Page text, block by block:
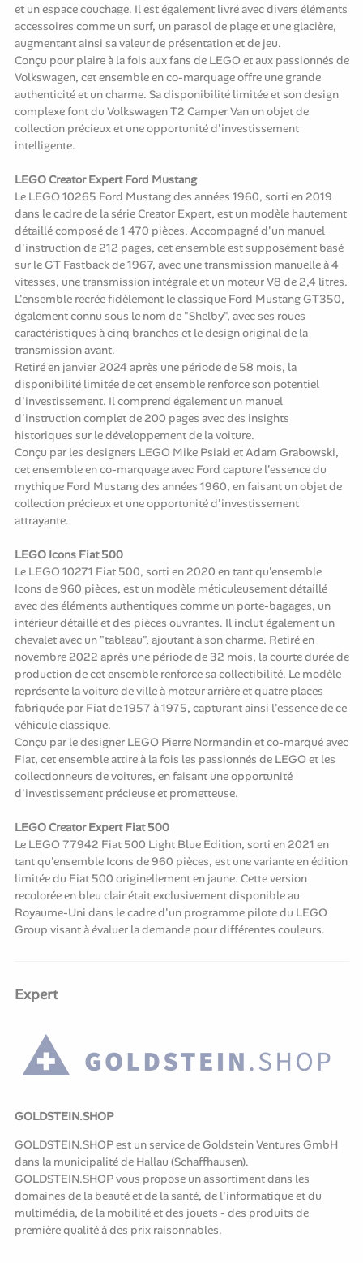
et un espace couchage. Il est également livré avec divers éléments
accessoires comme un surf, un parasol de plage et une glacière,
augmentant ainsi sa valeur de présentation et de jeu.
Conçu pour plaire à la fois aux fans de LEGO et aux passionnés de
Volkswagen, cet ensemble en co-marquage offre une grande
authenticité et un charme. Sa disponibilité limitée et son design
complexe font du Volkswagen T2 Camper Van un objet de
collection précieux et une opportunité d'investissement
intelligente.
LEGO Creator Expert Ford Mustang
Le LEGO 10265 Ford Mustang des années 1960, sorti en 2019
dans le cadre de la série Creator Expert, est un modèle hautement
détaillé composé de 1 470 pièces. Accompagné d'un manuel
d'instruction de 212 pages, cet ensemble est supposément basé
sur le GT Fastback de 1967, avec une transmission manuelle à 4
vitesses, une transmission intégrale et un moteur V8 de 2,4 litres.
L'ensemble recrée fidèlement le classique Ford Mustang GT350,
également connu sous le nom de "Shelby", avec ses roues
caractéristiques à cinq branches et le design original de la
transmission avant.
Retiré en janvier 2024 après une période de 58 mois, la
disponibilité limitée de cet ensemble renforce son potentiel
d'investissement. Il comprend également un manuel
d'instruction complet de 200 pages avec des insights
historiques sur le développement de la voiture.
Conçu par les designers LEGO Mike Psiaki et Adam Grabowski,
cet ensemble en co-marquage avec Ford capture l'essence du
mythique Ford Mustang des années 1960, en faisant un objet de
collection précieux et une opportunité d'investissement
attrayante.
LEGO Icons Fiat 500
Le LEGO 10271 Fiat 500, sorti en 2020 en tant qu'ensemble
Icons de 960 pièces, est un modèle méticuleusement détaillé
avec des éléments authentiques comme un porte-bagages, un
intérieur détaillé et des pièces ouvrantes. Il inclut également un
chevalet avec un "tableau", ajoutant à son charme. Retiré en
novembre 2022 après une période de 32 mois, la courte durée de
production de cet ensemble renforce sa collectibilité. Le modèle
représente la voiture de ville à moteur arrière et quatre places
fabriquée par Fiat de 1957 à 1975, capturant ainsi l'essence de ce
véhicule classique.
Conçu par le designer LEGO Pierre Normandin et co-marqué avec
Fiat, cet ensemble attire à la fois les passionnés de LEGO et les
collectionneurs de voitures, en faisant une opportunité
d'investissement précieuse et prometteuse.
LEGO Creator Expert Fiat 500
Le LEGO 77942 Fiat 500 Light Blue Edition, sorti en 2021 en
tant qu'ensemble Icons de 960 pièces, est une variante en édition
limitée du Fiat 500 originellement en jaune. Cette version
recolorée en bleu clair était exclusivement disponible au
Royaume-Uni dans le cadre d'un programme pilote du LEGO
Group visant à évaluer la demande pour différentes couleurs.
Expert
GOLDSTEIN.SHOP
GOLDSTEIN.SHOP est un service de Goldstein Ventures GmbH
dans la municipalité de Hallau (Schaffhausen).
GOLDSTEIN.SHOP vous propose un assortiment dans les
domaines de la beauté et de la santé, de l'informatique et du
multimédia, de la mobilité et des jouets - des produits de
première qualité à des prix raisonnables.